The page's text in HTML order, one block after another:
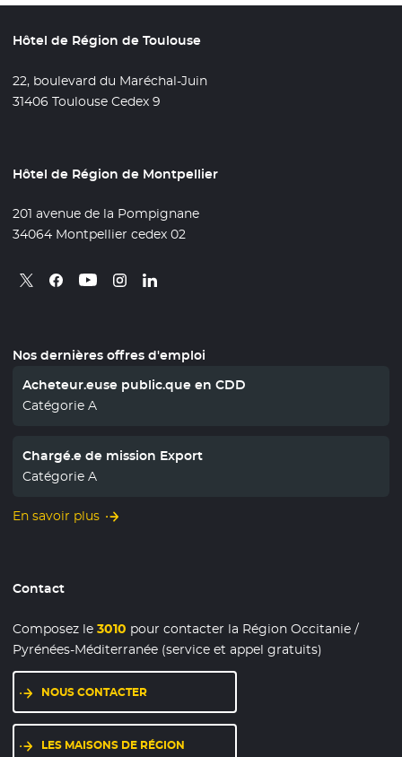
Hôtel de Région de Toulouse
22, boulevard du Maréchal-Juin
31406 Toulouse Cedex 9
Hôtel de Région de Montpellier
201 avenue de la Pompignane
34064 Montpellier cedex 02
Retrouvez nous sur X
- Nouvelle fenêtre
Retrouvez nous sur Facebook
- Nouvelle fenêtre
Retrouvez nous sur Youtube
- Nouvelle fenêtre
Retrouvez nous sur Instagram
- Nouvelle fenêtre
Retrouvez nous sur Linkedin
- Nouvelle fenêtre
Nos dernières offres d'emploi
Acheteur.euse public.que en CDD
Catégorie A
Chargé.e de mission Export
Catégorie A
En savoir plus
Contact
Composez le3010 pour contacter la Région Occitanie /
Pyrénées-Méditerranée (service et appel gratuits)
NOUS CONTACTER
LES MAISONS DE RÉGION